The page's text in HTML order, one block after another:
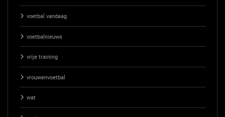
voetbal vandaag
voetbalnieuws
vrije training
vrouwenvoetbal
wat